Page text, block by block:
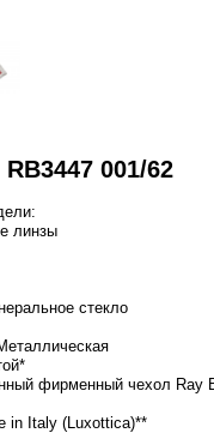
001/62
линзы
стекло
фирменный чехол Ray
in Italy (Luxottica)**